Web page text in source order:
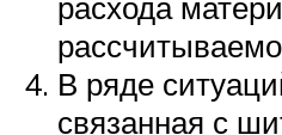
В ряде
связанная с